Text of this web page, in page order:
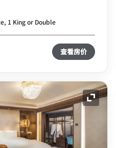
1 King or Double
查看房价
展开